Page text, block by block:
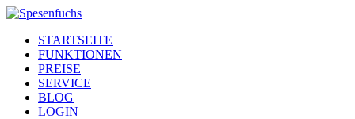
STARTSEITE
FUNKTIONEN
PREISE
SERVICE
BLOG
LOGIN